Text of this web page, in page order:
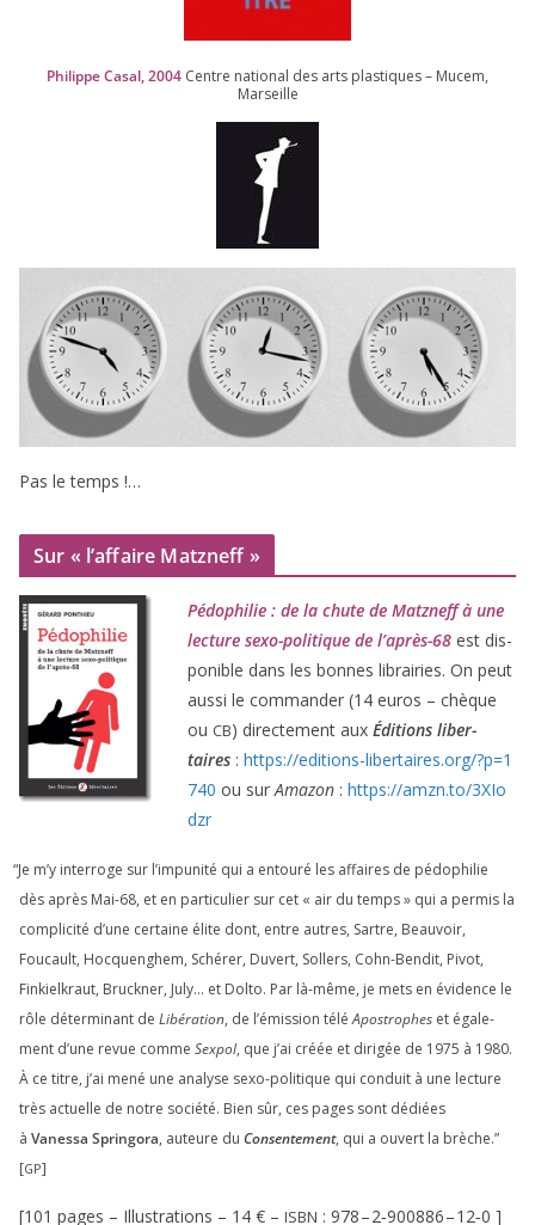
Philippe Casal,2004 Centre natio­nal des arts plas­tiques – Mucem,
Marseille
Pas le temps !…
Sur « l’affaire Matzneff »
Pédophilie : de la chute de Matzneff à une
lec­ture sexo-poli­tique de l’après-68 est dis­
po­nible dans les bonnes librai­ries. On peut
aus­si le com­man­der (14 euros – chèque
ou CB) direc­te­ment aux Éditions liber­
taires : https://​edi​tions​-liber​taires​.org/​?​p​=​1
740 ou surAmazon : https://​amzn​.to/​3​X​I​o​
dzr
“Je m’y inter­roge sur l’impunité qui a entou­ré les affaires de pédo­phi­lie
dès après Mai-68, et en par­ti­cu­lier sur cet « air du temps » qui a per­mis la
com­pli­ci­té d’une cer­taine élite dont, entre autres, Sartre, Beauvoir,
Foucault, Hocquenghem, Schérer, Duvert, Sollers, Cohn-Bendit, Pivot,
Finkielkraut, Bruckner, July… et Dolto. Par là-même, je mets en évi­dence le
rôle déter­mi­nant de Libération, de l’émission téléApostrophes et éga­le­
ment d’une revue comme Sexpol, que j’ai créée et diri­gée de 1975 à 1980.
À ce titre, j’ai mené une ana­lyse sexo-poli­tique qui conduit à une lec­ture
très actuelle de notre socié­té. Bien sûr, ces pages sont dédiées
à Vanessa Springora, auteure du Consentement, qui a ouvert la brèche.”
[GP]
[101 pages – Illustrations – 14 € – ISBN : 978–2‑900886–12‑0 ]